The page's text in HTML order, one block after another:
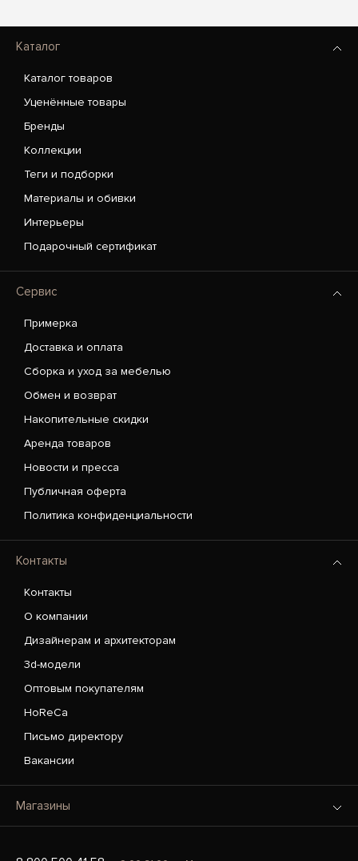
Каталог
Каталог товаров
Уценённые товары
Бренды
Коллекции
Теги и подборки
Материалы и обивки
Интерьеры
Подарочный сертификат
Сервис
Примерка
Доставка и оплата
Сборка и уход за мебелью
Обмен и возврат
Накопительные скидки
Аренда товаров
Новости и пресса
Публичная оферта
Политика конфиденциальности
Контакты
Контакты
О компании
Дизайнерам и архитекторам
3d-модели
Оптовым покупателям
HoReCa
Письмо директору
Вакансии
Магазины